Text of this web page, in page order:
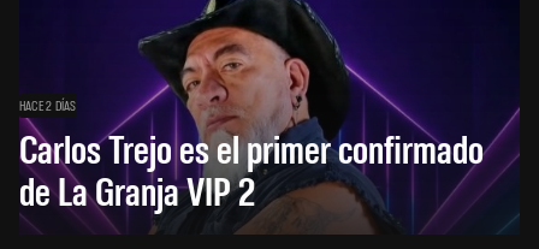
HACE 2 DÍAS
Carlos Trejo es el primer confirmado
de La Granja VIP 2